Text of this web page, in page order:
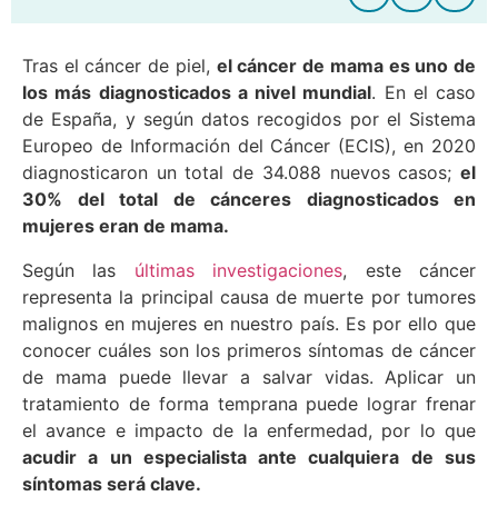
Tras el cáncer de piel, el cáncer de mama es uno de
los más diagnosticados a nivel mundial. En el caso
de España, y según datos recogidos por el Sistema
Europeo de Información del Cáncer (ECIS), en 2020
diagnosticaron un total de 34.088 nuevos casos; el
30% del total de cánceres diagnosticados en
mujeres eran de mama.
Según las últimas investigaciones, este cáncer
representa la principal causa de muerte por tumores
malignos en mujeres en nuestro país. Es por ello que
conocer cuáles son los primeros síntomas de cáncer
de mama puede llevar a salvar vidas. Aplicar un
tratamiento de forma temprana puede lograr frenar
el avance e impacto de la enfermedad, por lo que
acudir a un especialista ante cualquiera de sus
síntomas será clave.